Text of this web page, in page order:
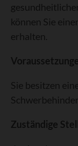
können Sie
erhalten.
Sie besitzen
Zuständige